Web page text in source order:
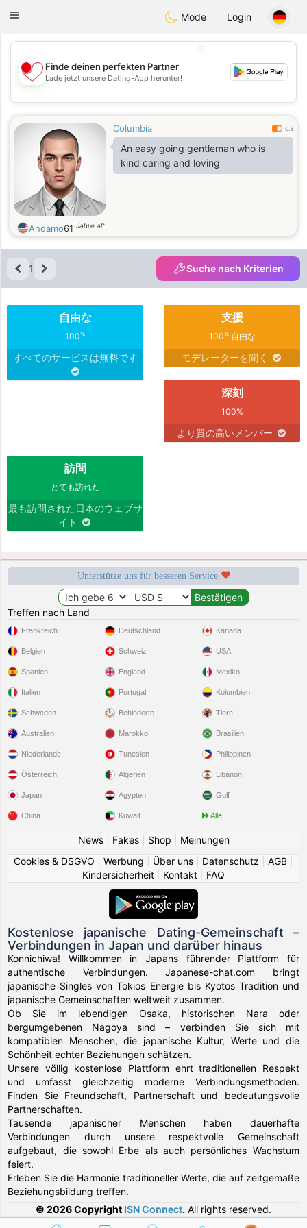
Chat
Toggle
Mode Login
💖
💕
Finde deinen perfekten Partner
Lade jetzt unsere Dating-App herunter!
Columbia 0.3
An easy going gentleman who is
kind caring and loving
Andamo61 Jahre alt
1 Suche nach Kriterien
自由な
100%
すべてのサービスは無料です
支援
100%自由な
モデレーターを聞く
深刻
100%
より質の高いメンバー
訪問
とても訪れた
最も訪問された日本のウェブサ
イト
Unterstütze uns für besseren Service
Treffen nach Land
Frankreich
Belgien
Spanien
Italien
Schweden
Deutschland
Schweiz
England
Portugal
Behinderte
Kanada
USA
Mexiko
Kolumbien
Tiere
Australien
Niederlande
Österreich
Japan
China
Marokko
Tunesien
Algerien
Ägypten
Kuwait
Brasilien
Philippinen
Libanon
Golf
Alle
News| Fakes| Shop
Meinungen
Cookies & DSGVO
Werbung Über uns Datenschutz AGB
Kindersicherheit
Kontakt FAQ
Kostenlose japanische Dating-Gemeinschaft –
Verbindungen in Japan und darüber hinaus
Konnichiwa! Willkommen in Japans führender Plattform für
authentische Verbindungen. Japanese-chat.com bringt
japanische Singles von Tokios Energie bis Kyotos Tradition und
japanische Gemeinschaften weltweit zusammen.
Ob Sie im lebendigen Osaka, historischen Nara oder
bergumgebenen Nagoya sind – verbinden Sie sich mit
kompatiblen Menschen, die japanische Kultur, Werte und die
Schönheit echter Beziehungen schätzen.
Unsere völlig kostenlose Plattform ehrt traditionellen Respekt
und umfasst gleichzeitig moderne Verbindungsmethoden.
Finden Sie Freundschaft, Partnerschaft und bedeutungsvolle
Partnerschaften.
Tausende japanischer Menschen haben dauerhafte
Verbindungen durch unsere respektvolle Gemeinschaft
aufgebaut, die sowohl Erbe als auch persönliches Wachstum
feiert.
Erleben Sie die Harmonie traditioneller Werte, die auf zeitgemäße
Beziehungsbildung treffen.
© 2026 Copyright ISN Connect. All rights reserved.